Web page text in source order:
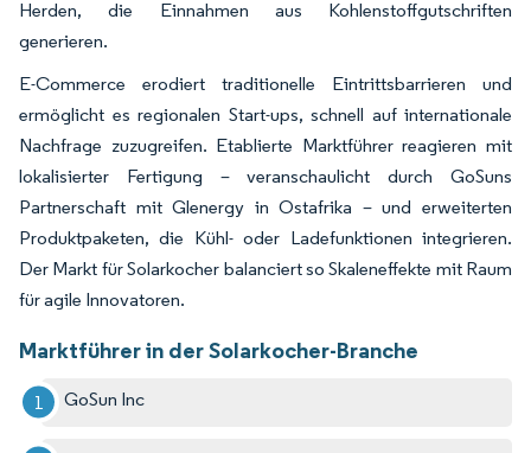
Herden, die Einnahmen aus Kohlenstoffgutschriften
generieren.
E-Commerce erodiert traditionelle Eintrittsbarrieren und
ermöglicht es regionalen Start-ups, schnell auf internationale
Nachfrage zuzugreifen. Etablierte Marktführer reagieren mit
lokalisierter Fertigung – veranschaulicht durch GoSuns
Partnerschaft mit Glenergy in Ostafrika – und erweiterten
Produktpaketen, die Kühl- oder Ladefunktionen integrieren.
Der Markt für Solarkocher balanciert so Skaleneffekte mit Raum
für agile Innovatoren.
Marktführer in der Solarkocher-Branche
GoSun Inc